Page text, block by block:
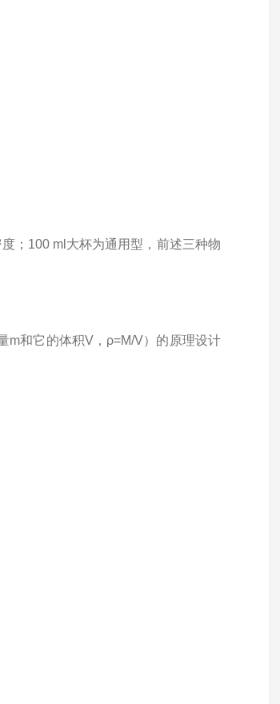
；100 ml大杯为通用型，前述三种物
m和它的体积V，ρ=M/V）的原理设计